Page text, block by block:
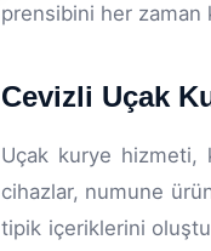
prensibini her zaman
Cevizli Uçak
Uçak kurye hizmeti,
cihazlar, numune
tipik içeriklerini